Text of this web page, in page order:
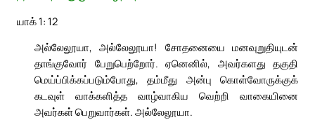
யாக் 1: 12
அல்லேலூயா, அல்லேலூயா! சோதனையை மனவுறுதியுடன்
தாங்குவோர் பேறுபெற்றோர். ஏனெனில், அவர்களது தகுதி
மெய்ப்பிக்கப்படும்போது, தம்மீது அன்பு கொள்வோருக்குக்
கடவுள் வாக்களித்த வாழ்வாகிய வெற்றி வாகையினை
அவர்கள் பெறுவார்கள். அல்லேலூயா.